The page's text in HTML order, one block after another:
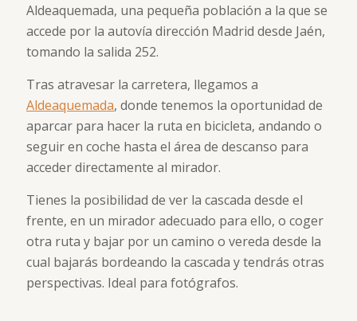
Aldeaquemada, una pequeña población a la que se
accede por la autovía dirección Madrid desde Jaén,
tomando la salida 252.
Tras atravesar la carretera, llegamos a
Aldeaquemada, donde tenemos la oportunidad de
aparcar para hacer la ruta en bicicleta, andando o
seguir en coche hasta el área de descanso para
acceder directamente al mirador.
Tienes la posibilidad de ver la cascada desde el
frente, en un mirador adecuado para ello, o coger
otra ruta y bajar por un camino o vereda desde la
cual bajarás bordeando la cascada y tendrás otras
perspectivas. Ideal para fotógrafos.